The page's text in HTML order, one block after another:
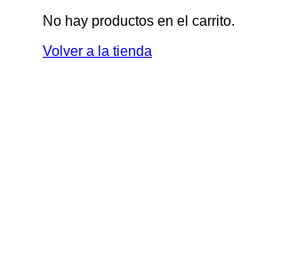
No hay productos en el carrito.
Volver a la tienda